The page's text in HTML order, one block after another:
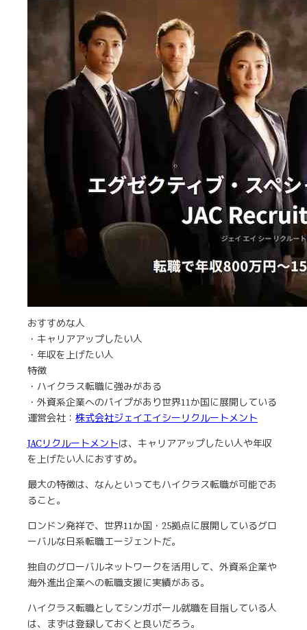
おすすめな人
・キャリアアップしたい人
・年収を上げたい人
特徴
・ハイクラス転職に強みがある
・外資系企業へのパイプがあり世界11か国に展開している
運営会社： 株式会社ジェイエイシーリクルートメント
JACリクルートメントは、キャリアアップしたい人や年収
を上げたい人におすすめ。
最大の特徴は、なんといってもハイクラス転職が可能であ
ること。
ロンドン発祥で、世界11か国・25拠点に展開しているグロ
ーバルな日系転職エージェントだ。
独自のグローバルネットワークを活用して、外資系企業や
海外進出企業への転職支援に実績がある。
ハイクラス転職としてシンガポール就職を目指している人
は、まずは登録しておくと良いだろう。